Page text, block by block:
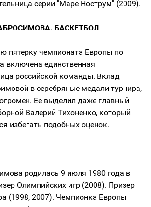
серии "Маре Нострум" (2009).
БАСКЕТБОЛ
пятерку чемпионата Европы по
включена единственная
российской команды. Вклад
в серебряные медали турнира,
Ее выделил даже главный
Валерий Тихоненко, который
избегать подобных оценок.
родилась 9 июля 1980 года в
Олимпийских игр (2008). Призер
(1998, 2007). Чемпионка Европы